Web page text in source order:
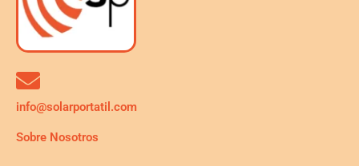
info@solarportatil.com
Sobre Nosotros